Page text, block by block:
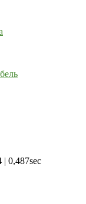
0,487sec